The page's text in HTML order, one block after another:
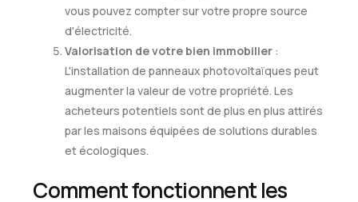
vous pouvez compter sur votre propre source
d'électricité.
Valorisation de votre bien immobilier :
L'installation de panneaux photovoltaïques peut
augmenter la valeur de votre propriété. Les
acheteurs potentiels sont de plus en plus attirés
par les maisons équipées de solutions durables
et écologiques.
Comment fonctionnent les